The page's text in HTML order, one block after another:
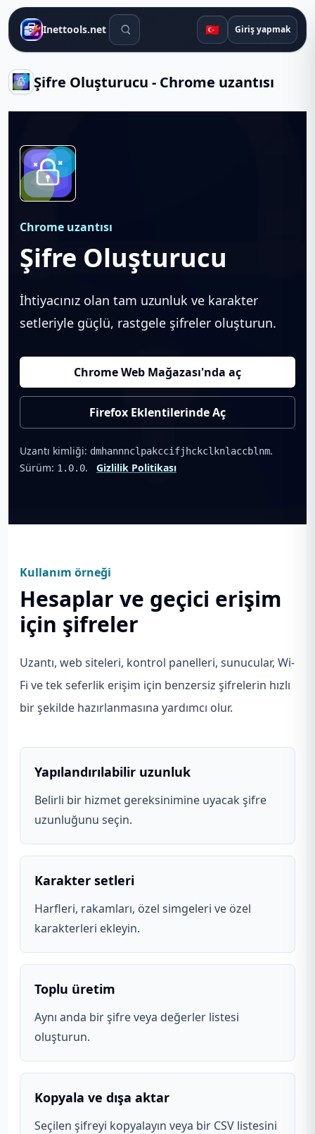
Inettools.net Arama araçları 🇹🇷 Giriş yapmak
Şifre Oluşturucu - Chrome uzantısı
Chrome uzantısı
Şifre Oluşturucu
İhtiyacınız olan tam uzunluk ve karakter
setleriyle güçlü, rastgele şifreler oluşturun.
Chrome Web Mağazası'nda aç
Firefox Eklentilerinde Aç
Uzantı kimliği: dmhannnclpakccifjhckclknlaccblnm.
Sürüm: 1.0.0. Gizlilik Politikası
Kullanım örneği
Hesaplar ve geçici erişim
için şifreler
Uzantı, web siteleri, kontrol panelleri, sunucular, Wi-
Fi ve tek seferlik erişim için benzersiz şifrelerin hızlı
bir şekilde hazırlanmasına yardımcı olur.
Yapılandırılabilir uzunluk
Belirli bir hizmet gereksinimine uyacak şifre
uzunluğunu seçin.
Karakter setleri
Harfleri, rakamları, özel simgeleri ve özel
karakterleri ekleyin.
Toplu üretim
Aynı anda bir şifre veya değerler listesi
oluşturun.
Kopyala ve dışa aktar
Seçilen şifreyi kopyalayın veya bir CSV listesini